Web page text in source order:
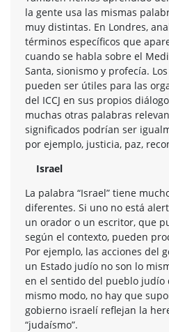
la gente usa las mismas
muy distintas. En Londres,
términos específicos que
cuando se habla sobre el
Santa, sionismo y profecía.
pueden ser útiles para las
del ICCJ en sus propios
muchas otras palabras
significados podrían ser
por ejemplo, justicia, paz,
Israel
La palabra “Israel” tiene
diferentes. Si uno no está
un orador o un escritor, que
según el contexto, pueden
Por ejemplo, las acciones del
un Estado judío no son lo
en el sentido del pueblo judío
mismo modo, no hay que
gobierno israelí reflejan la
“judaísmo”.